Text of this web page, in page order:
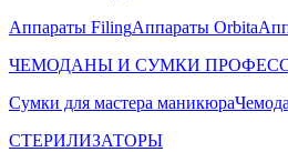
Аппараты FilingАппараты Orbita
ЧЕМОДАНЫ И СУМКИ
Сумки для мастера маникюра
СТЕРИЛИЗАТОРЫ